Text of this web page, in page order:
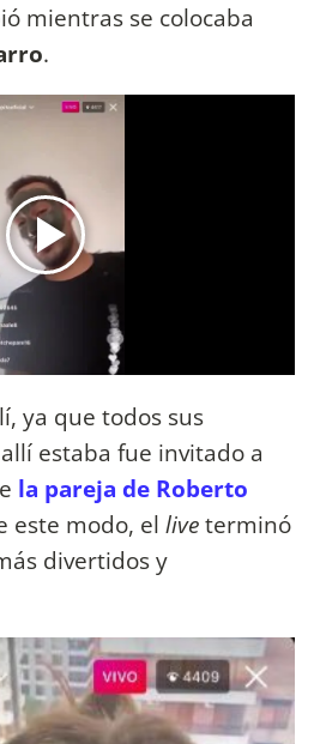
mientras se colocaba
.
ya que todos sus
estaba fue invitado a
la pareja de Roberto
este modo, el liveterminó
divertidos y